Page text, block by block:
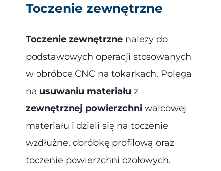
Toczenie zewnętrzne
Toczenie zewnętrznenależy do
podstawowych operacji stosowanych
w obróbce CNC na tokarkach. Polega
na usuwaniu materiału z
zewnętrznej powierzchniwalcowej
materiału i dzieli się na toczenie
wzdłużne, obróbkę profilową oraz
toczenie powierzchni czołowych.